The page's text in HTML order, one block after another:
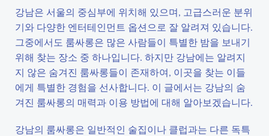
강남은 서울의 중심부에 위치해 있으며, 고급스러운 분위
기와 다양한 엔터테인먼트 옵션으로 잘 알려져 있습니다.
그중에서도 룸싸롱은 많은 사람들이 특별한 밤을 보내기
위해 찾는 장소 중 하나입니다. 하지만 강남에는 알려지
지 않은 숨겨진 룸싸롱들이 존재하여, 이곳을 찾는 이들
에게 특별한 경험을 선사합니다. 이 글에서는 강남의 숨
겨진 룸싸롱의 매력과 이용 방법에 대해 알아보겠습니다.
강남의 룸싸롱은 일반적인 술집이나 클럽과는 다른 독특